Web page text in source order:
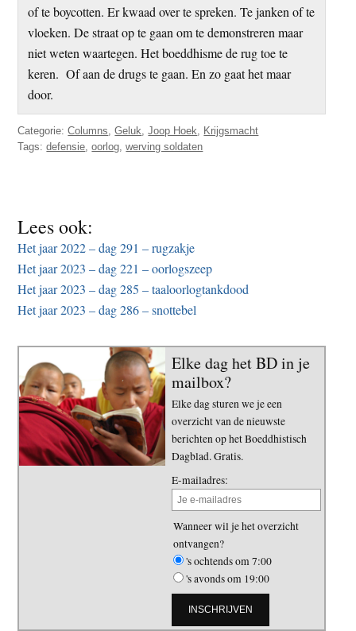
of te boycotten. Er kwaad over te spreken. Te janken of te
vloeken. De straat op te gaan om te demonstreren maar
niet weten waartegen. Het boeddhisme de rug toe te
keren. Of aan de drugs te gaan. En zo gaat het maar
door.
Categorie:Columns,Geluk,Joop Hoek, Krijgsmacht
Tags:defensie,oorlog,werving soldaten
Lees ook:
Het jaar 2022 – dag 291 – rugzakje
Het jaar 2023 – dag 221 – oorlogszeep
Het jaar 2023 – dag 285 – taaloorlogtankdood
Het jaar 2023 – dag 286 – snottebel
Elke dag het BD in je
mailbox?
Elke dag sturen we je een
overzicht van de nieuwste
berichten op het Boeddhistisch
Dagblad. Gratis.
E-mailadres:
Wanneer wil je het overzicht
ontvangen?
's ochtends om 7:00
's avonds om 19:00